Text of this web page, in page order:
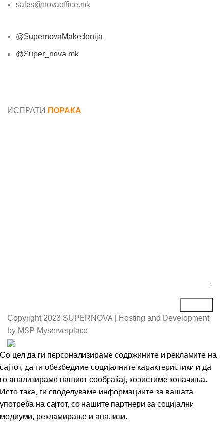
sales@novaoffice.mk
@SupernovaMakedonija
@Super_nova.mk
ИСПРАТИ ПОРАКА
Copyright 2023 SUPERNOVA | Hosting and Development
by MSP Myserverplace
Со цел да ги персонализираме содржините и рекламите на
сајтот, да ги обезбедиме социјалните карактеристики и да
го анализираме нашиот сообраќај, користиме колачиња.
Исто така, ги споделуваме информациите за вашата
употреба на сајтот, со нашите партнери за социјални
медиуми, рекламирање и анализи.